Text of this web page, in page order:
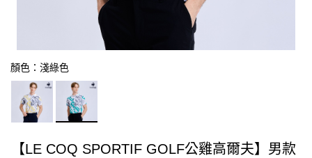
顏色：淺綠色
【LE COQ SPORTIF GOLF公雞高爾夫】男款